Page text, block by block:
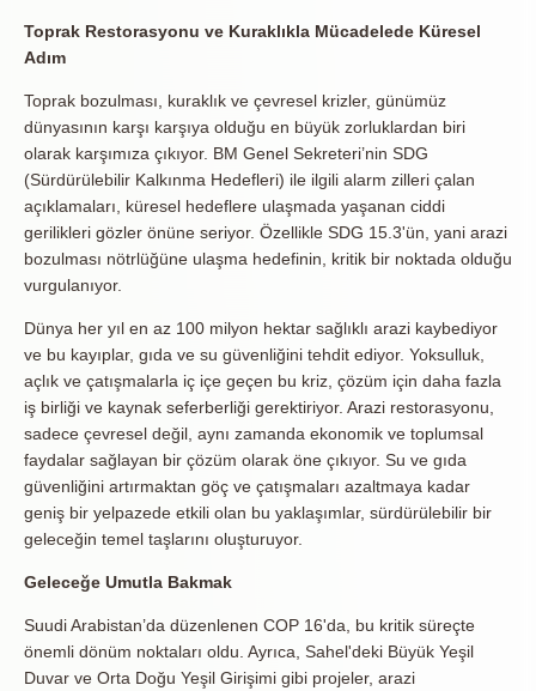
Toprak Restorasyonu ve Kuraklıkla Mücadelede Küresel
Adım
Toprak bozulması, kuraklık ve çevresel krizler, günümüz
dünyasının karşı karşıya olduğu en büyük zorluklardan biri
olarak karşımıza çıkıyor. BM Genel Sekreteri’nin SDG
(Sürdürülebilir Kalkınma Hedefleri) ile ilgili alarm zilleri çalan
açıklamaları, küresel hedeflere ulaşmada yaşanan ciddi
gerilikleri gözler önüne seriyor. Özellikle SDG 15.3'ün, yani arazi
bozulması nötrlüğüne ulaşma hedefinin, kritik bir noktada olduğu
vurgulanıyor.
Dünya her yıl en az 100 milyon hektar sağlıklı arazi kaybediyor
ve bu kayıplar, gıda ve su güvenliğini tehdit ediyor. Yoksulluk,
açlık ve çatışmalarla iç içe geçen bu kriz, çözüm için daha fazla
iş birliği ve kaynak seferberliği gerektiriyor. Arazi restorasyonu,
sadece çevresel değil, aynı zamanda ekonomik ve toplumsal
faydalar sağlayan bir çözüm olarak öne çıkıyor. Su ve gıda
güvenliğini artırmaktan göç ve çatışmaları azaltmaya kadar
geniş bir yelpazede etkili olan bu yaklaşımlar, sürdürülebilir bir
geleceğin temel taşlarını oluşturuyor.
Geleceğe Umutla Bakmak
Suudi Arabistan’da düzenlenen COP 16'da, bu kritik süreçte
önemli dönüm noktaları oldu. Ayrıca, Sahel'deki Büyük Yeşil
Duvar ve Orta Doğu Yeşil Girişimi gibi projeler, arazi